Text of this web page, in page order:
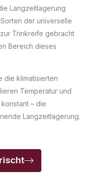
Langzeitlagerung
der universelle
Trinkreife gebracht
Bereich dieses
die klimatisierten
Temperatur und
– die
Langzeitlagerung.